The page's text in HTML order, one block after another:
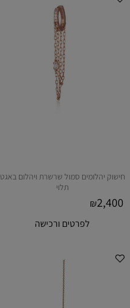
חישוק יהלומים סמול שרשרת ויהלום באגט
תלוי
₪2,400
לפרטים ורכישה